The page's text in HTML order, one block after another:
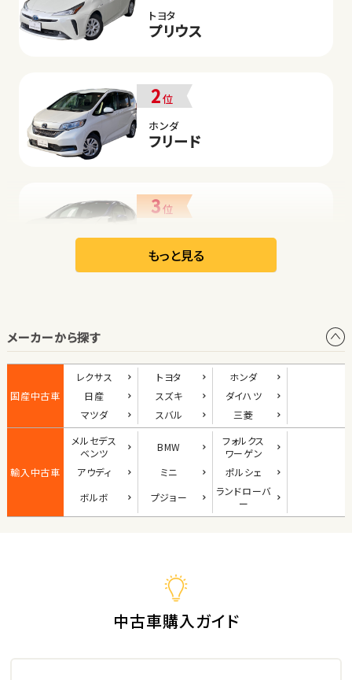
トヨタ
プリウス
2位
ホンダ
フリード
3位
日産
リーフ
1位
ダイハツ
コペン
2
ロードスター
ホンダ
S660
もっと見る
メーカーから探す
国産中古車
レクサス トヨタ
ホンダ
日産
スズキ
ダイハツ
マツダ
スバル 三菱
輸入中古車
メルセデス
ベンツ
BMW
フォルクス
ワーゲン
アウディ
ミニ
ポルシェ
ボルボ
プジョー ランドローバ
ー
中古車購入ガイド